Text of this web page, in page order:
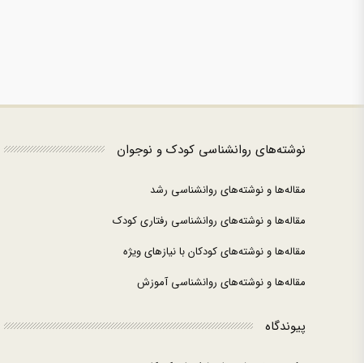
نوشته‌های روانشناسی کودک و نوجوان
مقاله‌ها و نوشته‌های روانشناسی رشد
مقاله‌ها و نوشته‌های روانشناسی رفتاری کودک
مقاله‌ها و نوشته‌های کودکان با نیازهای ویژه
مقاله‌ها و نوشته‌های روانشناسی آموزش
پیوندگاه